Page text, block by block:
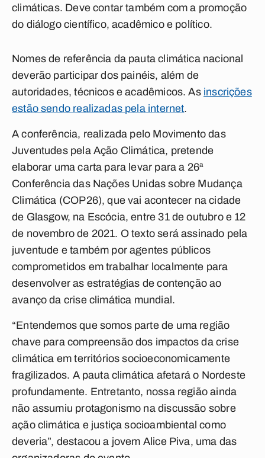
climáticas. Deve contar também com a promoção
do diálogo científico, acadêmico e político.
Nomes de referência da pauta climática nacional
deverão participar dos painéis, além de
autoridades, técnicos e acadêmicos. As inscrições
estão sendo realizadas pela internet.
A conferência, realizada pelo Movimento das
Juventudes pela Ação Climática, pretende
elaborar uma carta para levar para a 26ª
Conferência das Nações Unidas sobre Mudança
Climática (COP26), que vai acontecer na cidade
de Glasgow, na Escócia, entre 31 de outubro e 12
de novembro de 2021. O texto será assinado pela
juventude e também por agentes públicos
comprometidos em trabalhar localmente para
desenvolver as estratégias de contenção ao
avanço da crise climática mundial.
“Entendemos que somos parte de uma região
chave para compreensão dos impactos da crise
climática em territórios socioeconomicamente
fragilizados. A pauta climática afetará o Nordeste
profundamente. Entretanto, nossa região ainda
não assumiu protagonismo na discussão sobre
ação climática e justiça socioambiental como
deveria”, destacou a jovem Alice Piva, uma das